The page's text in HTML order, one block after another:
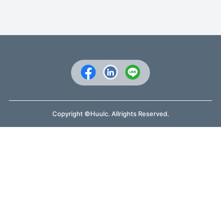
Copyright ©Huulc. Allrights Reserved.